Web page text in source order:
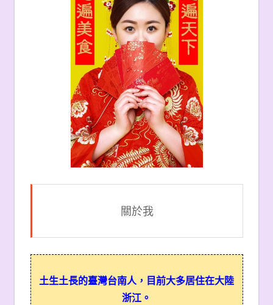
關於我
土生土長的臺灣台南人，目前大多居住在大陸
浙江。